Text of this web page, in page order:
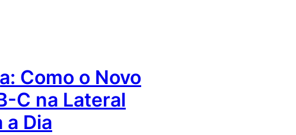
Como o Novo
C na Lateral
a Dia